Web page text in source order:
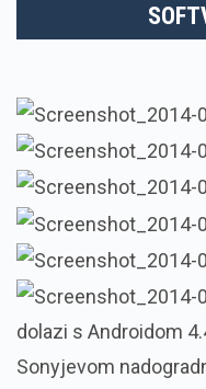
dolazi s Androidom
Sonyjevom